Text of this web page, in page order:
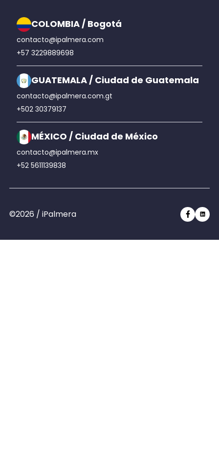
COLOMBIA / Bogotá
contacto@ipalmera.com
+57 3229889698
GUATEMALA / Ciudad de Guatemala
contacto@ipalmera.com.gt
+502 30379137
MÉXICO / Ciudad de México
contacto@ipalmera.mx
+52 5611139838
©2026 / iPalmera